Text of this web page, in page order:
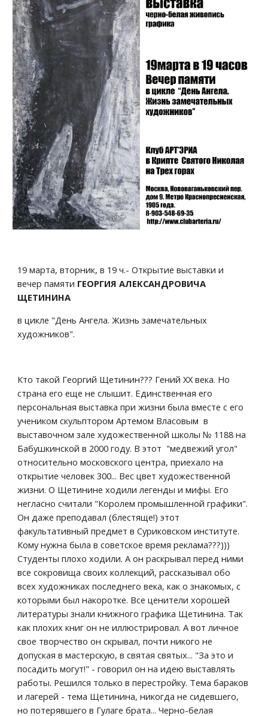
19 марта, вторник, в 19 ч.- Открытие выставки и
вечер памяти ГЕОРГИЯ АЛЕКСАНДРОВИЧА
ЩЕТИНИНА
в цикле "День Ангела. Жизнь замечательных
художников".
Кто такой Георгий Щетинин??? Гений ХХ века. Но
страна его еще не слышит. Единственная его
персональная выставка при жизни была вместе с его
учеником скульптором Артемом Власовым  в
выставочном зале художественной школы № 1188 на
Бабушкинской в 2000 году. В этот  "медвежий угол"
относительно московского центра, приехало на
открытие человек 300... Вес цвет художественной
жизни. О Щетинине ходили легенды и мифы. Его
негласно считали "Королем промышленной графики".
Он даже преподавал (блестяще!) этот
факультативный предмет в Суриковском институте.
Кому нужна была в советское время реклама???)))
Студенты плохо ходили. А он раскрывал перед ними
все сокровища своих коллекций, рассказывал обо
всех художниках последнего века, как о знакомых, с
которыми был накоротке. Все ценители хорошей
литературы знали книжного графика Щетинина. Так
как плохих книг он не иллюстрировал. А вот личное
свое творчество он скрывал, почти никого не
допуская в мастерскую, в святая святых... "За это и
посадить могут!" - говорил он на идею выставлять
работы. Решился только в перестройку. Тема бараков
и лагерей - тема Щетинина, никогда не сидевшего,
но потерявшего в Гулаге брата... Черно-белая